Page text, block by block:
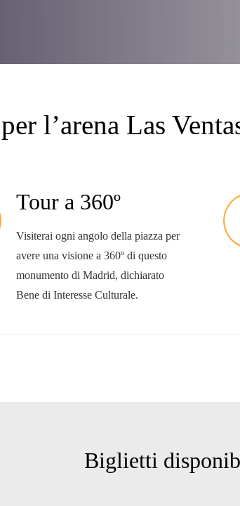
l’arena Las
Tour a 360º
Visiterai ogni angolo della piazza per
avere una visione a 360º di questo
monumento di Madrid, dichiarato
Bene di Interesse Culturale.
Biglietti